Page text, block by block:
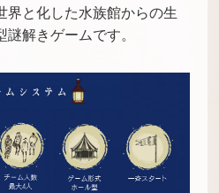
界と化した水族館からの生
解きゲームです。